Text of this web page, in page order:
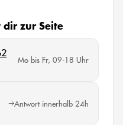
dir zur Seite
Mo bis Fr, 09-18 Uhr
Antwort innerhalb 24h